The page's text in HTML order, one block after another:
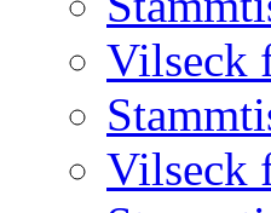
Vilseck
Vilseck